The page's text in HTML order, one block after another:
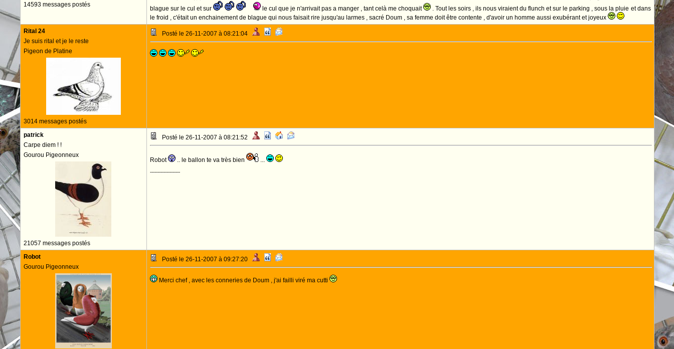
14593 messages postés
blague sur le cul et sur
le cul que je n'arrivait pas a manger , tant celà me choquait
. Tout les soirs , ils nous viraient du flunch et sur le parking , sous la pluie et dans
le froid , c'était un enchainement de blague qui nous faisait rire jusqu'au larmes , sacré Doum , sa femme doit être contente , d'avoir un homme aussi exubérant et joyeux
Rital 24
Je suis rital et je le reste
Pigeon de Platine
3014 messages postés
Posté le 26-11-2007 à 08:21:04
patrick
Carpe diem ! !
Gourou Pigeonneux
21057 messages postés
Posté le 26-11-2007 à 08:21:52
Robot .. le ballon te va très bien ...
--------------------
Robot
Gourou Pigeonneux
Posté le 26-11-2007 à 09:27:20
Merci chef , avec les conneries de Doum , j'ai failli viré ma cutti